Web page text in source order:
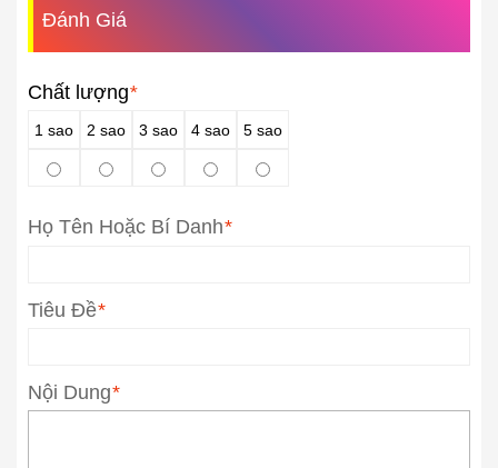
Đánh Giá
Chất lượng*
1 sao 2 sao 3 sao 4 sao 5 sao
*
Họ Tên Hoặc Bí Danh
*
Tiêu Đề
*
Nội Dung